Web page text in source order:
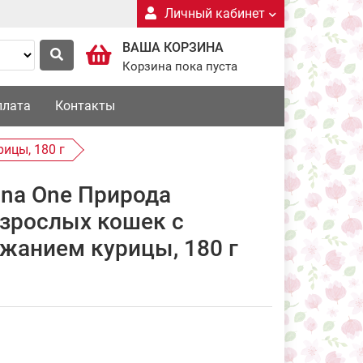
Личный кабинет
ВАША КОРЗИНА
Корзина пока пуста
Контакты
180 г
One Природа
кошек с
курицы, 180 г